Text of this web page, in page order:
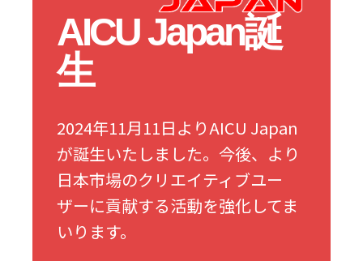
AICU Japan誕
生
2024年11月11日よりAICU Japan
が誕生いたしました。今後、より
日本市場のクリエイティブユー
ザーに貢献する活動を強化してま
いります。